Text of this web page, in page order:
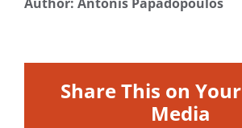
Share This on
Media